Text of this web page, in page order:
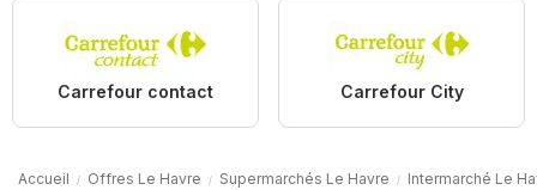
Carrefour contact Carrefour City
Accueil Offres Le Havre Supermarchés Le Havre Intermarché Le